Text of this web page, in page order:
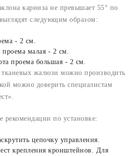
карниза не превышает 55° по
следующим образом:
- 2 см.
малая - 2 см.
проема большая - 2 см.
жалюзи можно производить
можно доверить специалистам
рекомендации по установке:
цепочку управления.
крепления кронштейнов. Для